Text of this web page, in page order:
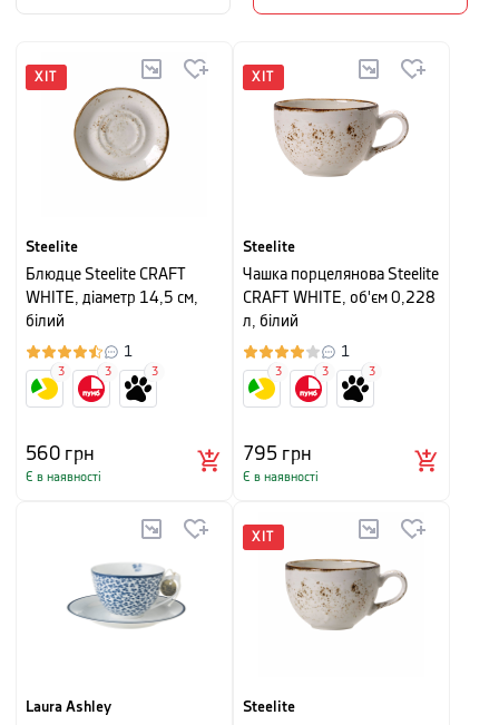
ХІТ
Steelite
Блюдце Steelite CRAFT
WHITE, діаметр 14,5 см,
білий
1
560грн
Є в наявності
3 3 3
ХІТ
Steelite
Чашка порцелянова Steelite
CRAFT WHITE, об'єм 0,228
л, білий
1
795грн
Є в наявності
3 3 3
Laura Ashley
ХІТ
Steelite